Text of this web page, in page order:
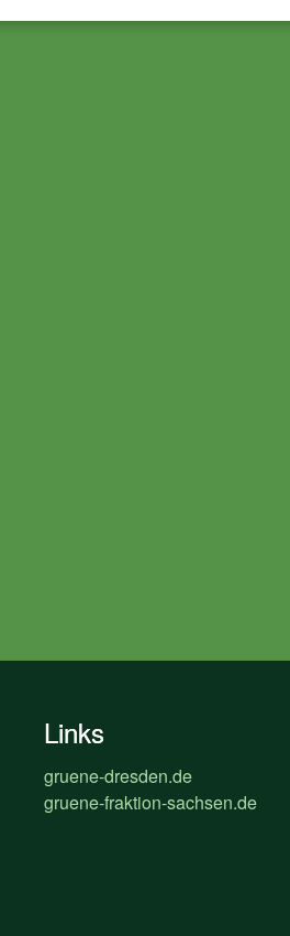
Links
gruene-dresden.de
gruene-fraktion-sachsen.de